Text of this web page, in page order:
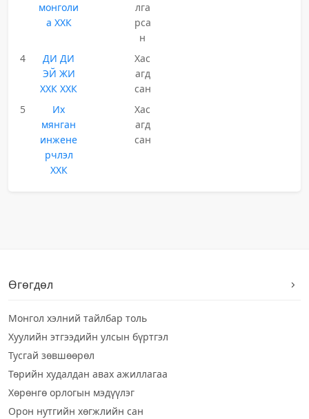
монголи
а ХХК
лга
рса
н
4
ДИ ДИ
ЭЙ ЖИ
ХХК ХХК
Хас
агд
сан
5
Их
мянган
инжене
рчлэл
ХХК
Хас
агд
сан
Өгөгдөл
Монгол хэлний тайлбар толь
Хуулийн этгээдийн улсын бүртгэл
Тусгай зөвшөөрөл
Төрийн худалдан авах ажиллагаа
Хөрөнгө орлогын мэдүүлэг
Орон нутгийн хөгжлийн сан